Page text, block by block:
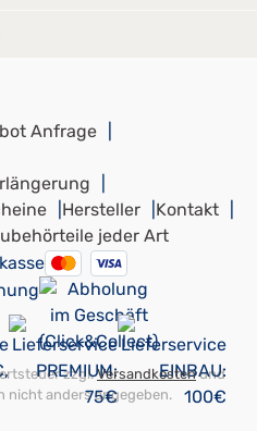
Anfrage
Hersteller
Kontakt
jeder Art
zzgl.Versandkostenund
nicht anders angegeben.